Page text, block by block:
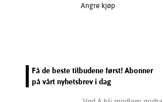
Angre kjøp
Få de beste tilbudene først! Abonner
på vårt nyhetsbrev i dag